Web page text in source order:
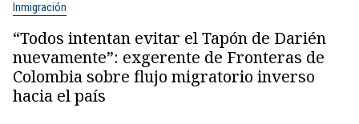
Inmigración
“Todos intentan evitar el Tapón de Darién
nuevamente”: exgerente de Fronteras de
Colombia sobre flujo migratorio inverso
hacia el país